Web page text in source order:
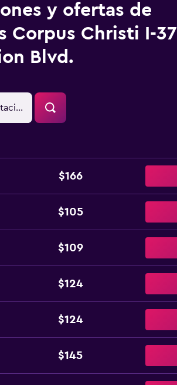
y ofertas de
Corpus Christi I-37
Blvd.
$166
$105
$109
$124
$124
$145